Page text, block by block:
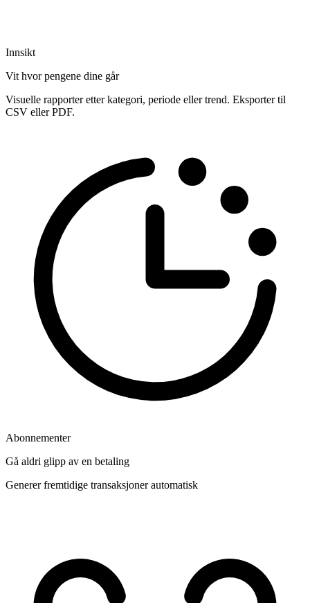
Innsikt
Vit hvor pengene dine går
Visuelle rapporter etter kategori, periode eller trend. Eksporter til
CSV eller PDF.
Abonnementer
Gå aldri glipp av en betaling
Generer fremtidige transaksjoner automatisk